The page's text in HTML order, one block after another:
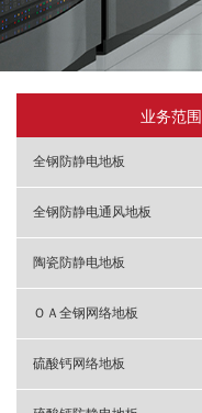
业务范围
全钢防静电地板
- 有边全钢防静电地板
- 无边全钢防静电地板
全钢防静电通风地板
陶瓷防静电地板
ＯＡ全钢网络地板
硫酸钙网络地板